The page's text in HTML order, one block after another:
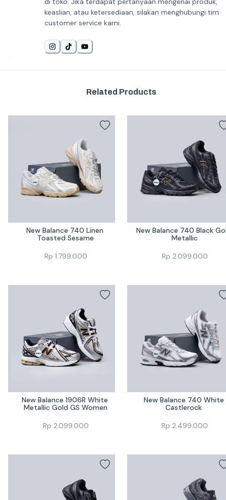
keaslian, atau ketersediaan, silakan menghubungi tim
customer service kami.
Related Products
New Balance 740 Linen
Toasted Sesame
Rp 1.799.000
New Balance 740 Black
Metallic
Rp 2.099.000
New Balance 1906R White
Metallic Gold GS Women
Rp 2.099.000
New Balance 740 White
Castlerock
Rp 2.499.000